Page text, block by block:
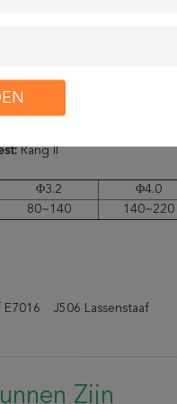
Rang II
Φ3.2 Φ4.0
80~140 140~220
E7016 J506 Lassenstaaf
Zijn